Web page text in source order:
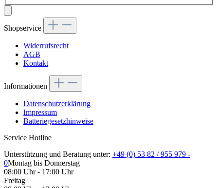
Shopservice
Widerrufsrecht
AGB
Kontakt
Informationen
Datenschutzerklärung
Impressum
Batteriegesetzhinweise
Service Hotline
Unterstützung und Beratung unter: +49 (0) 53 82 / 955 979 -
0Montag bis Donnerstag
08:00 Uhr - 17:00 Uhr
Freitag